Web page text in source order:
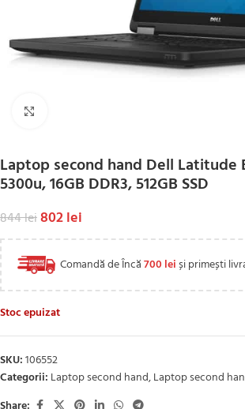
Laptop second hand Dell Latitude
5300u, 16GB DDR3, 512GB SSD
844lei802lei
Comandă de Încă700 leiși primești
Stoc epuizat
SKU:106552
Categorii: Laptop second hand,Laptop second